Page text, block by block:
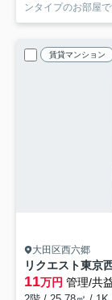
ンタイプのお部屋
賃貸マンション
大田区西六郷
リクエスト東京
11万円 管理/共